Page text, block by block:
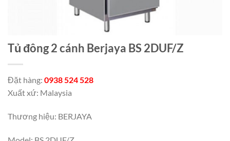
Tủ đông 2 cánh Berjaya BS 2DUF/Z
Đặt hàng: 0938 524 528
Xuất xứ: Malaysia
Thương hiệu: BERJAYA